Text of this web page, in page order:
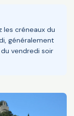
les créneaux du
généralement
vendredi soir